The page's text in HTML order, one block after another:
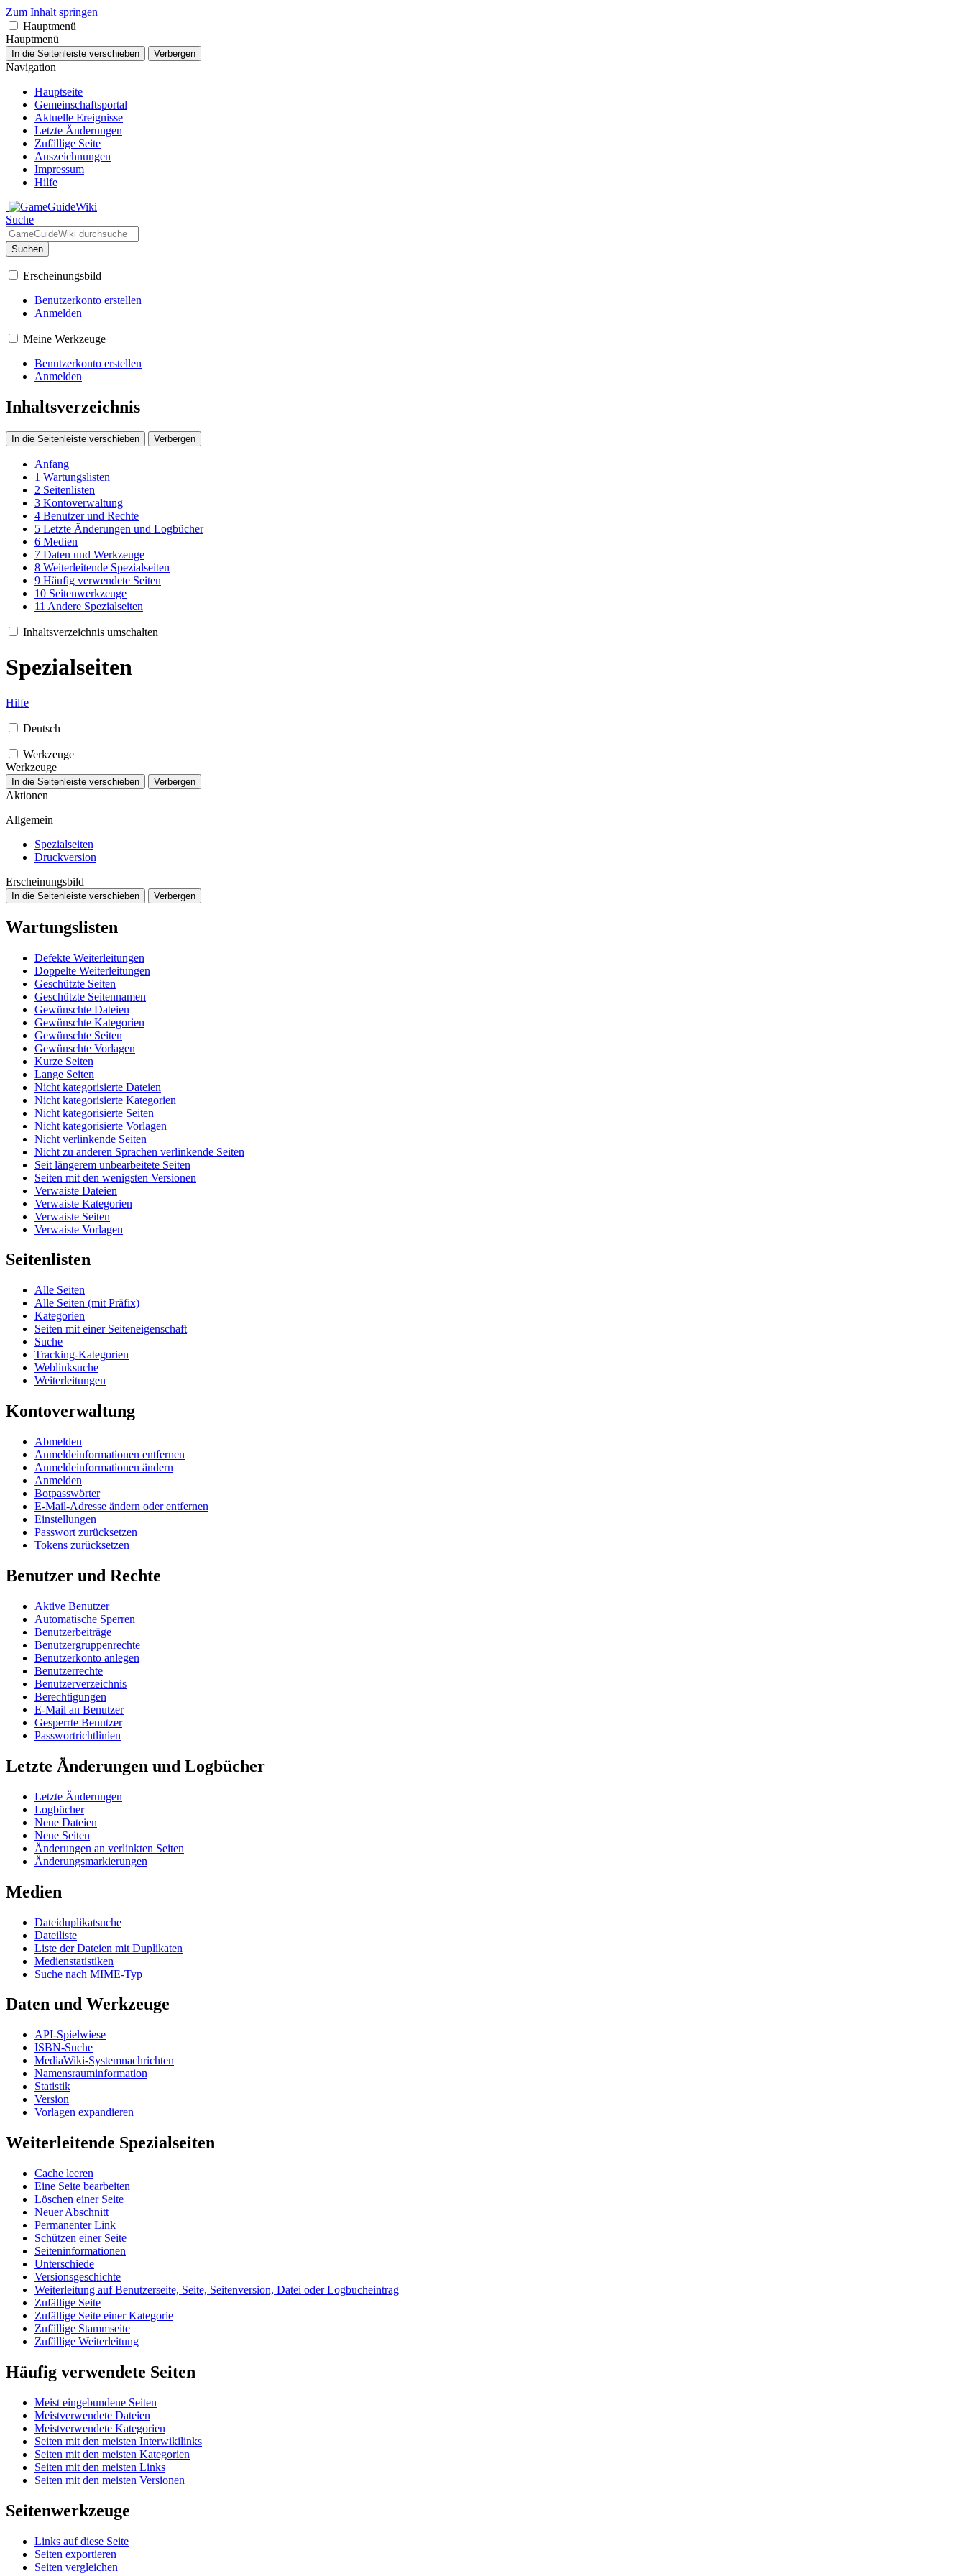
Zum Inhalt springen
Hauptmenü
Hauptmenü
In die Seitenleiste verschieben Verbergen
Navigation
Hauptseite
Gemeinschafts­portal
Aktuelle Ereignisse
Letzte Änderungen
Zufällige Seite
Auszeichnungen
Impressum
Hilfe
Suche
Suchen
Erscheinungsbild
Benutzerkonto erstellen
Anmelden
Meine Werkzeuge
Benutzerkonto erstellen
Anmelden
Inhaltsverzeichnis
In die Seitenleiste verschieben Verbergen
Anfang
1 Wartungslisten
2 Seitenlisten
3 Kontoverwaltung
4 Benutzer und Rechte
5 Letzte Änderungen und Logbücher
6 Medien
7 Daten und Werkzeuge
8 Weiterleitende Spezialseiten
9 Häufig verwendete Seiten
10 Seitenwerkzeuge
11 Andere Spezialseiten
Inhaltsverzeichnis umschalten
Spezialseiten
Hilfe
Deutsch
Werkzeuge
Werkzeuge
In die Seitenleiste verschieben Verbergen
Aktionen
Allgemein
Spezialseiten
Druckversion
Erscheinungsbild
In die Seitenleiste verschieben Verbergen
Wartungslisten
Defekte Weiterleitungen
Doppelte Weiterleitungen
Geschützte Seiten
Geschützte Seitennamen
Gewünschte Dateien
Gewünschte Kategorien
Gewünschte Seiten
Gewünschte Vorlagen
Kurze Seiten
Lange Seiten
Nicht kategorisierte Dateien
Nicht kategorisierte Kategorien
Nicht kategorisierte Seiten
Nicht kategorisierte Vorlagen
Nicht verlinkende Seiten
Nicht zu anderen Sprachen verlinkende Seiten
Seit längerem unbearbeitete Seiten
Seiten mit den wenigsten Versionen
Verwaiste Dateien
Verwaiste Kategorien
Verwaiste Seiten
Verwaiste Vorlagen
Seitenlisten
Alle Seiten
Alle Seiten (mit Präfix)
Kategorien
Seiten mit einer Seiteneigenschaft
Suche
Tracking-Kategorien
Weblinksuche
Weiterleitungen
Kontoverwaltung
Abmelden
Anmeldeinformationen entfernen
Anmeldeinformationen ändern
Anmelden
Botpasswörter
E-Mail-Adresse ändern oder entfernen
Einstellungen
Passwort zurücksetzen
Tokens zurücksetzen
Benutzer und Rechte
Aktive Benutzer
Automatische Sperren
Benutzerbeiträge
Benutzergruppenrechte
Benutzerkonto anlegen
Benutzerrechte
Benutzerverzeichnis
Berechtigungen
E-Mail an Benutzer
Gesperrte Benutzer
Passwortrichtlinien
Letzte Änderungen und Logbücher
Letzte Änderungen
Logbücher
Neue Dateien
Neue Seiten
Änderungen an verlinkten Seiten
Änderungsmarkierungen
Medien
Dateiduplikatsuche
Dateiliste
Liste der Dateien mit Duplikaten
Medienstatistiken
Suche nach MIME-Typ
Daten und Werkzeuge
API-Spielwiese
ISBN-Suche
MediaWiki-Systemnachrichten
Namensrauminformation
Statistik
Version
Vorlagen expandieren
Weiterleitende Spezialseiten
Cache leeren
Eine Seite bearbeiten
Löschen einer Seite
Neuer Abschnitt
Permanenter Link
Schützen einer Seite
Seiteninformationen
Unterschiede
Versionsgeschichte
Weiterleitung auf Benutzerseite, Seite, Seitenversion, Datei oder Logbucheintrag
Zufällige Seite
Zufällige Seite einer Kategorie
Zufällige Stammseite
Zufällige Weiterleitung
Häufig verwendete Seiten
Meist eingebundene Seiten
Meistverwendete Dateien
Meistverwendete Kategorien
Seiten mit den meisten Interwikilinks
Seiten mit den meisten Kategorien
Seiten mit den meisten Links
Seiten mit den meisten Versionen
Seitenwerkzeuge
Links auf diese Seite
Seiten exportieren
Seiten vergleichen